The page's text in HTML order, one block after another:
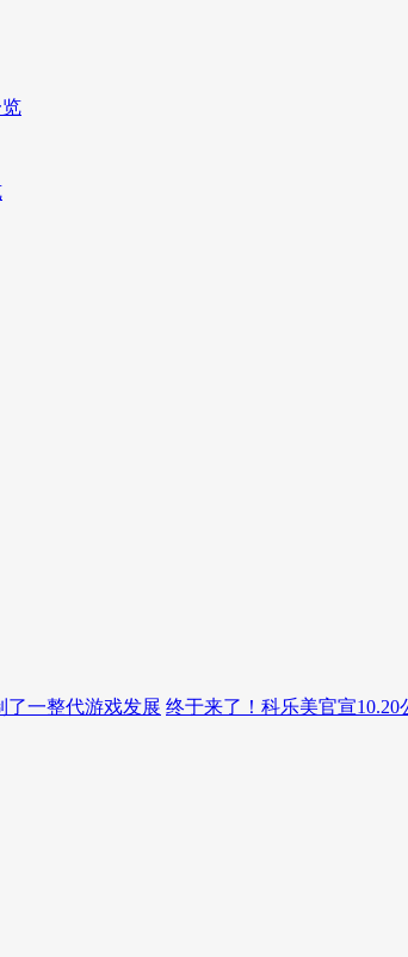
了一整代游戏发展 终于来了！科乐美官宣